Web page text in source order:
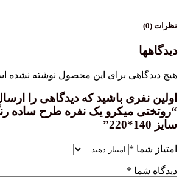
برای این محصول نوشته نشده است.
باشید که دیدگاهی را ارسال می
میکرو یک نفره طرح ساده رنگ سبز
*
*